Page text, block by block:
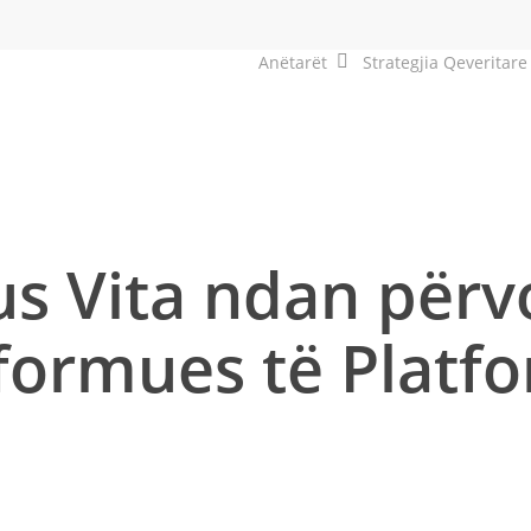
Anëtarët Strategjia Qeveritare
Vita ndan
të